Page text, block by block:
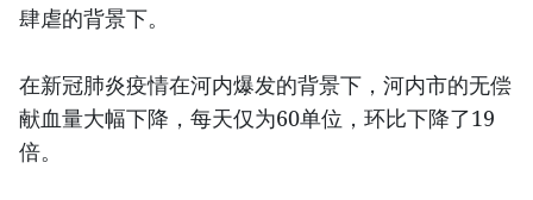
肆虐的背景下。
在新冠肺炎疫情在河内爆发的背景下，河内市的无偿
献血量大幅下降，每天仅为60单位，环比下降了19
倍。